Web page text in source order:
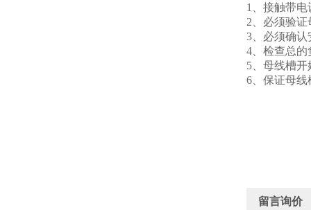
1、接触带
2、必须验
3、必须确
4、检查总
5、母线槽
6、保证母
留言询价